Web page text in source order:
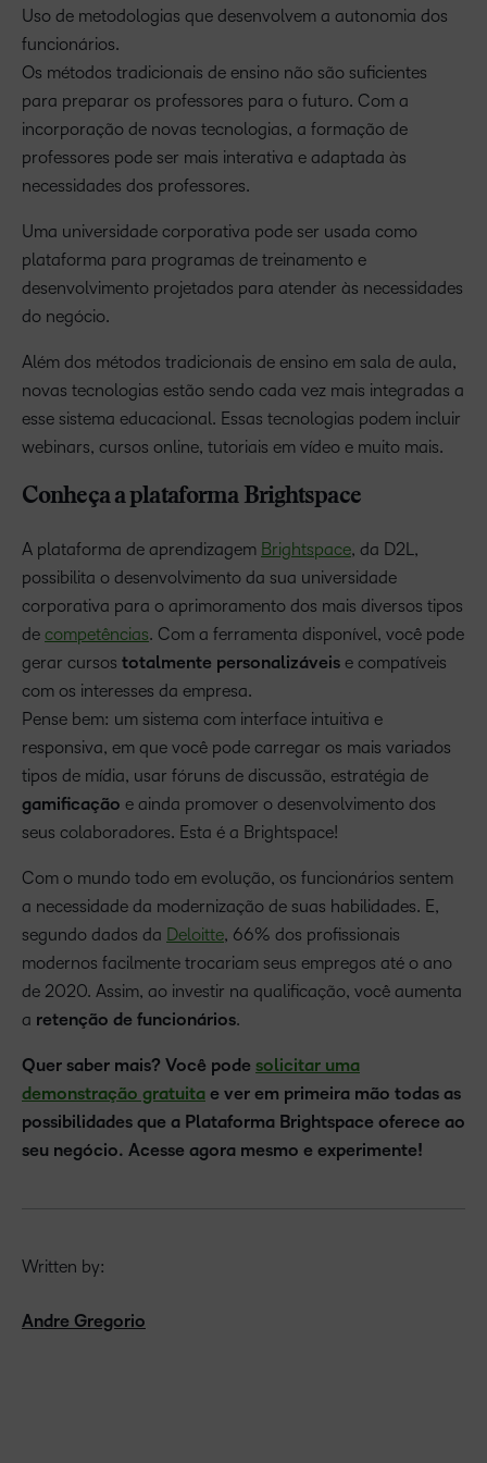
Uso de metodologias que desenvolvem a autonomia dos
funcionários.
Os métodos tradicionais de ensino não são suficientes
para preparar os professores para o futuro. Com a
incorporação de novas tecnologias, a formação de
professores pode ser mais interativa e adaptada às
necessidades dos professores.
Uma universidade corporativa pode ser usada como
plataforma para programas de treinamento e
desenvolvimento projetados para atender às necessidades
do negócio.
Além dos métodos tradicionais de ensino em sala de aula,
novas tecnologias estão sendo cada vez mais integradas a
esse sistema educacional. Essas tecnologias podem incluir
webinars, cursos online, tutoriais em vídeo e muito mais.
Conheça a plataforma Brightspace
A plataforma de aprendizagem Brightspace, da D2L,
possibilita o desenvolvimento da sua universidade
corporativa para o aprimoramento dos mais diversos tipos
de competências. Com a ferramenta disponível, você pode
gerar cursos totalmente personalizáveis e compatíveis
com os interesses da empresa.
Pense bem: um sistema com interface intuitiva e
responsiva, em que você pode carregar os mais variados
tipos de mídia, usar fóruns de discussão, estratégia de
gamificação e ainda promover o desenvolvimento dos
seus colaboradores. Esta é a Brightspace!
Com o mundo todo em evolução, os funcionários sentem
a necessidade da modernização de suas habilidades. E,
segundo dados da Deloitte, 66% dos profissionais
modernos facilmente trocariam seus empregos até o ano
de 2020. Assim, ao investir na qualificação, você aumenta
a retenção de funcionários.
Quer saber mais? Você pode solicitar uma
demonstração gratuita e ver em primeira mão todas as
possibilidades que a Plataforma Brightspace oferece ao
seu negócio. Acesse agora mesmo e experimente!
Written by:
Andre Gregorio